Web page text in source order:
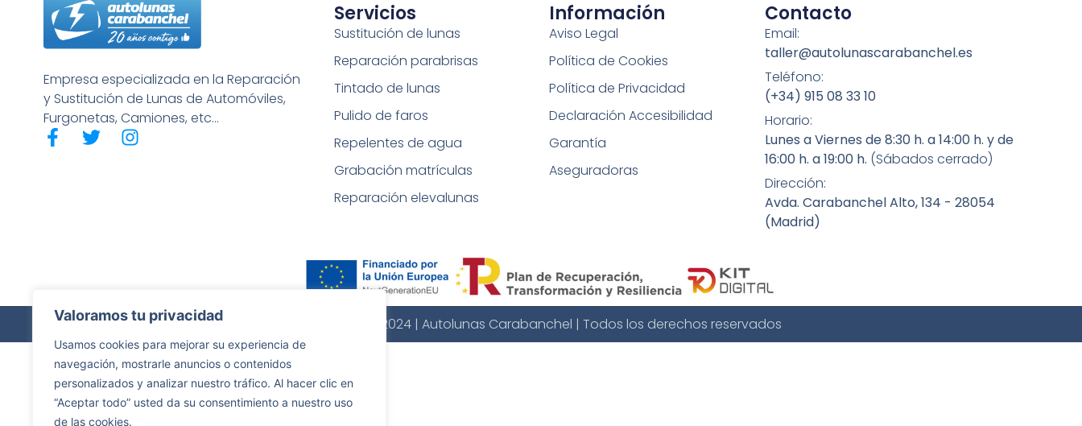
Valoramos tu privacidad
Usamos cookies para mejorar su experiencia de
navegación, mostrarle anuncios o contenidos
personalizados y analizar nuestro tráfico. Al hacer clic en
“Aceptar todo” usted da su consentimiento a nuestro uso
de las cookies.
Empresa especializada en la Reparación
y Sustitución de Lunas de Automóviles,
Furgonetas, Camiones, etc…
Servicios
Sustitución de lunas
Reparación parabrisas
Tintado de lunas
Pulido de faros
Repelentes de agua
Grabación matrículas
Reparación elevalunas
Información
Aviso Legal
Política de Cookies
Política de Privacidad
Declaración Accesibilidad
Garantía
Aseguradoras
Contacto
Email:
taller@autolunascarabanchel.es
Teléfono:
(+34) 915 08 33 10
Horario:
Lunes a Viernes de 8:30 h. a 14:00 h. y de
16:00 h. a 19:00 h. (Sábados cerrado)
Dirección:
Avda. Carabanchel Alto, 134 - 28054
(Madrid)
Copyright © 2024 | Autolunas Carabanchel | Todos los derechos reservados